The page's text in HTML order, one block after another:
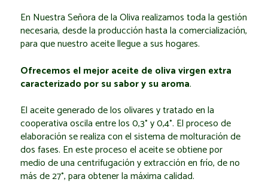
En Nuestra Señora de la Olivarealizamos toda la gestión
necesaria, desde la producción hasta la comercialización,
para que nuestro aceite llegue a sus hogares.
Ofrecemos el mejor aceite de oliva virgen extra
caracterizado por su sabor y su aroma.
El aceite generado de los olivares y tratado en la
cooperativa oscila entre los 0,3° y 0,4°. El proceso de
elaboración se realiza con el sistema de molturación de
dos fases. En este proceso el aceite se obtiene por
medio de una centrifugación y extracción en frío, de no
más de 27°, para obtener la máxima calidad.